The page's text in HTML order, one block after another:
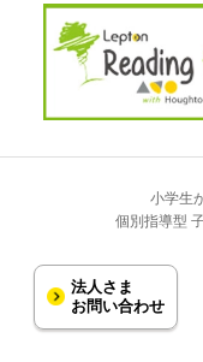
小学生
個別指導型
法人さま
お問い合わせ